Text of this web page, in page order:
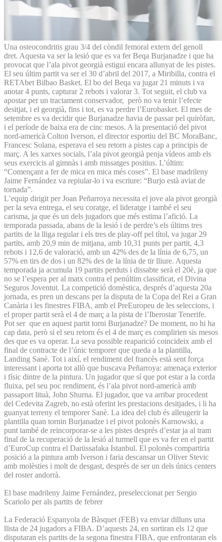
Una osteocondritis grau 3/4 del còndil femoral extern del genoll
dret. Aquesta va ser la lesió que es va fer Beqa Burjanadze i que ha
provocat que l’ala pivot georgià estigui encara allunyat de les pistes.
El seu últim partit va ser el 30 d’abril del 2017, a Miribilla, contra el
RETAbet Bilbao Basket. El bo del Beqa va jugar 21 minuts i va
anotar 4 punts, capturar 2 rebots i valorar 3. Tot seguit, el club va
apostar per un tractament conservador, però no va tenir l’efecte
desitjat, i el georgià, fins i tot, es va perdre l’Eurobasket. El mes de
setembre es va decidir que Burjanadze havia de passar pel quiròfan,
i el període de baixa era de cinc mesos. A la presentació del pivot
nord-americà Colton Iverson, el director esportiu del BC MoraBanc,
Francesc Solana, esperava el seu retorn a pistes cap a principis de
març. A les xarxes socials, l’ala pivot georgià penja vídeos amb els
seus exercicis al gimnàs i amb missatges positius. L’últim:
“Començant a fer de mica en mica més coses”. El base madrileny
Jaime Fernández va repiular-lo i va escriure: “Burjo està aviat de
tornada”.
L’equip dirigit per Joan Peñarroya necessita el jove ala pivot georgià
per la seva entrega, el seu coratge, el lideratge i també el seu
carisma, ja que és un dels jugadors que més estima l’afició. La
temporada passada, abans de la lesió i de perdre’s els últims tres
partits de la lliga regular i els tres de play-off pel títol, va jugar 29
partits, amb 20,9 min de mitjana, amb 10,31 punts per partit, 4,3
rebots i 12,6 de valoració, amb un 42% des de la línia de 6,75, un
57% en tirs de dos i un 82% des de la línia de tir lliure. Aquesta
temporada ja acumula 19 partits perduts i dissabte serà el 20è, ja que
no se l’espera per al matx contra el penúltim classificat, el Divina
Seguros Joventut. La competició domèstica, després d’aquesta 20a
jornada, es pren un descans per la disputa de la Copa del Rei a Gran
Canària i les finestres FIBA, amb el PreEuropeu de les seleccions, i
el proper partit serà el 4 de març a la pista de l’Iberostar Tenerife.
Pot ser que en aquest partit torni Burjanadze? De moment, no hi ha
cap data, però si el seu retorn és el 4 de març es complirien sis mesos
des que es va operar. La seva possible reaparició coincideix amb el
final de contracte de l’únic temporer que queda a la plantilla,
Landing Sanè. Tot i així, el rendiment del francès està sent força
interessant i aporta tot allò que buscava Peñarroya: amenaça exterior
i físic dintre de la pintura. Un jugador que sí que pot estar a la corda
fluixa, pel seu poc rendiment, és l’ala pivot nord-americà amb
passaport lituà, John Shurna. El jugador, que va arribar procedent
del Cedevita Zagreb, no està oferint les prestacions desitjades, i li ha
guanyat terreny el temporer Sanè. La idea del club és alleugerir la
plantilla quan tornin Burjanadze i el pivot polonès Karnowski, a
punt també de reincorporar-se a les pistes després d’estar ja al tram
final de la recuperació de la lesió al turmell que es va fer en el partit
d’EuroCup contra el Darüssafaka Istanbul. El polonès compartiria
posició a la pintura amb Iverson i faria descansar un Oliver Stevic
amb molèsties i molt de desgast, després de ser un dels únics centers
del roster andorrà.
El base madrileny Jaime Fernández, preseleccionat per Sergio
Scariolo per als partits de febrer
La Federació Espanyola de Bàsquet (FEB) va enviar dilluns una
llista de 24 jugadors a FIBA. D’aquests 24, en sortiran els 12 que
disputaran els partits de la segona finestra FIBA, que enfrontaran els